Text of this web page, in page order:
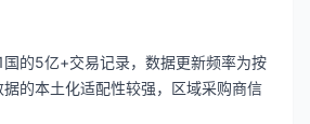
国的5亿+交易记录，数据更新频率为按
的本土化适配性较强，区域采购商信